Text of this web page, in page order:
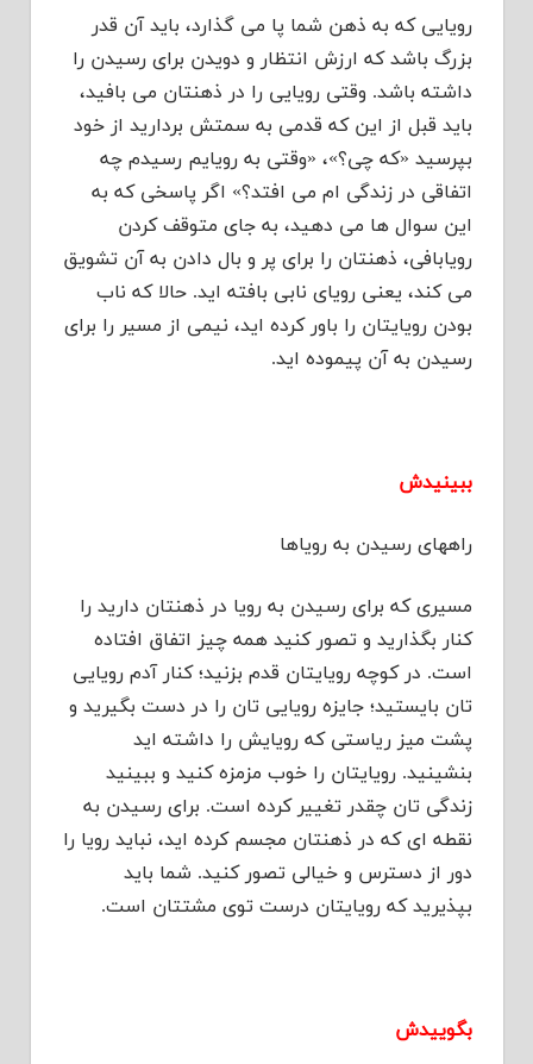
رویایی که به ذهن شما پا می گذارد، باید آن قدر
بزرگ باشد که ارزش انتظار و دویدن برای رسیدن را
داشته باشد. وقتی رویایی را در ذهنتان می بافید،
باید قبل از این که قدمی به سمتش بردارید از خود
بپرسید «که چی؟»، «وقتی به رویایم رسیدم چه
اتفاقی در زندگی ام می افتد؟» اگر پاسخی که به
این سوال ها می دهید، به جای متوقف کردن
رویابافی، ذهنتان را برای پر و بال دادن به آن تشویق
می کند، یعنی رویای نابی بافته اید. حالا که ناب
بودن رویایتان را باور کرده اید، نیمی از مسیر را برای
رسیدن به آن پیموده اید.
ببینیدش
راههای رسیدن به رویاها
مسیری که برای رسیدن به رویا در ذهنتان دارید را
کنار بگذارید و تصور کنید همه چیز اتفاق افتاده
است. در کوچه رویایتان قدم بزنید؛ کنار آدم رویایی
تان بایستید؛ جایزه رویایی تان را در دست بگیرید و
پشت میز ریاستی که رویایش را داشته اید
بنشینید. رویایتان را خوب مزمزه کنید و ببینید
زندگی تان چقدر تغییر کرده است. برای رسیدن به
نقطه ای که در ذهنتان مجسم کرده اید، نباید رویا را
دور از دسترس و خیالی تصور کنید. شما باید
بپذیرید که رویایتان درست توی مشتتان است.
بگوییدش